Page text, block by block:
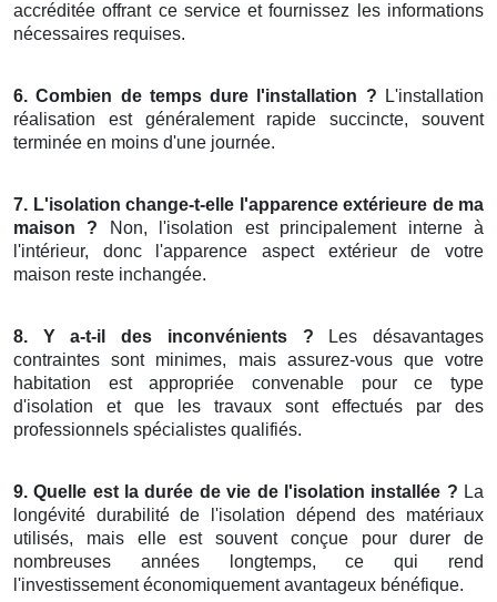
accréditée offrant ce service et fournissez les informations
nécessaires requises.
6. Combien de temps dure l'installation ? L'installation
réalisation est généralement rapide succincte, souvent
terminée en moins d'une journée.
7. L'isolation change-t-elle l'apparence extérieure de ma
maison ? Non, l'isolation est principalement interne à
l'intérieur, donc l'apparence aspect extérieur de votre
maison reste inchangée.
8. Y a-t-il des inconvénients ? Les désavantages
contraintes sont minimes, mais assurez-vous que votre
habitation est appropriée convenable pour ce type
d'isolation et que les travaux sont effectués par des
professionnels spécialistes qualifiés.
9. Quelle est la durée de vie de l'isolation installée ? La
longévité durabilité de l'isolation dépend des matériaux
utilisés, mais elle est souvent conçue pour durer de
nombreuses années longtemps, ce qui rend
l'investissement économiquement avantageux bénéfique.